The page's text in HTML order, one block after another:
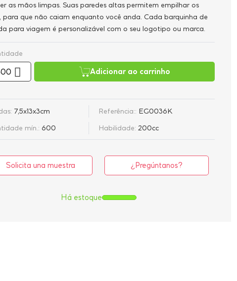
as mãos limpas. Suas paredes altas permitem empilhar os
para que não caiam enquanto você anda. Cada barquinha de
para viagem é personalizável com o seu logotipo ou marca.
Adicionar ao carrinho
7,5x13x3cm Referência:: EG0036K
mín.: 600 Habilidade: 200cc
Solicita una muestra ¿Pregúntanos?
Há estoque